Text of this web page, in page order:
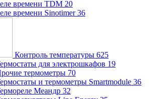
времени TDM 20
времени Sinotimer 36
Контроль температуры 625
для электрошкафов 19
термометры 70
и термометры Smartmodule 36
Меандр 32